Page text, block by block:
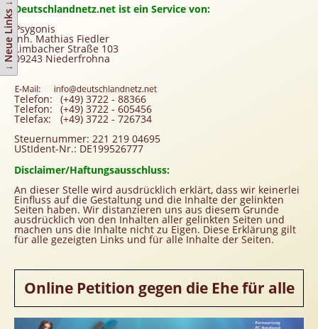
Link hinzufügen
Newsletter
Werbedienstleistungen
Handy Tarifvergleich
Partner
Homepageerstellung
Webkatalog
Linkaufbau
Sonderangebot
Deutschlandnetz.net ist ein Service von:
Psygonis
Inh. Mathias Fiedler
Limbacher Straße 103
09243 Niederfrohna
Telefon: (+49) 3722 - 88366
Telefon: (+49) 3722 - 605456
Telefax:
(+49) 3722 - 726734
Steuernummer: 221 219 04695
UStIdent-Nr.: DE199526777
Disclaimer/Haftungsausschluss:
An dieser Stelle wird ausdrücklich erklärt, dass wir keinerlei
Einfluss auf die Gestaltung und die Inhalte der gelinkten
Seiten haben. Wir distanzieren uns aus diesem Grunde
ausdrücklich von den Inhalten aller gelinkten Seiten und
machen uns die Inhalte nicht zu Eigen. Diese Erklärung gilt
für alle gezeigten Links und für alle Inhalte der Seiten.
Online Petition gegen die Ehe für alle
↓ Neue Links ↓